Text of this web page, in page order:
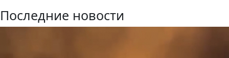
Последние новости